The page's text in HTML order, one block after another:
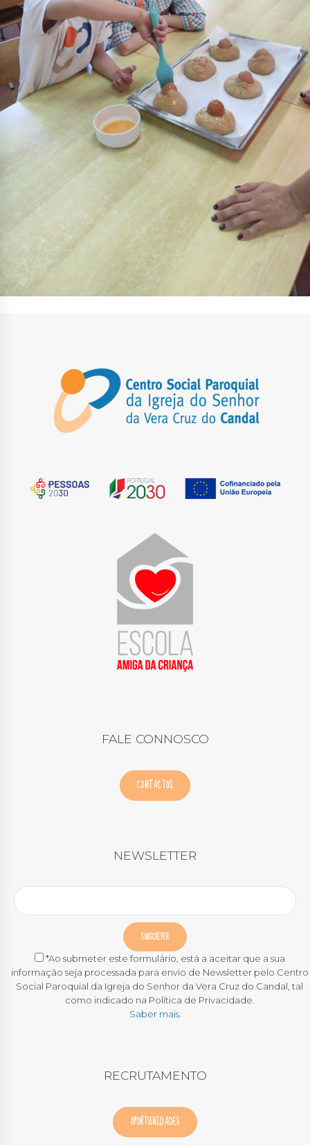
FALE CONNOSCO
CONTACTOS
NEWSLETTER
*Ao submeter este formulário, está a aceitar que a sua
informação seja processada para envio de Newsletter pelo Centro
Social Paroquial da Igreja do Senhor da Vera Cruz do Candal, tal
como indicado na Política de Privacidade.
Saber mais.
RECRUTAMENTO
OPORTUNIDADES